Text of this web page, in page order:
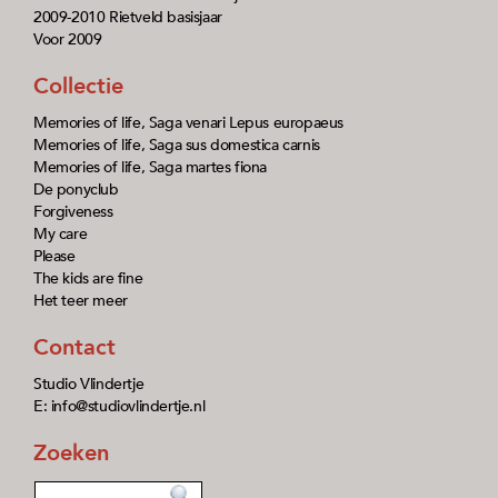
2009-2010 Rietveld basisjaar
Voor 2009
Collectie
Memories of life, Saga venari Lepus europaeus
Memories of life, Saga sus domestica carnis
Memories of life, Saga martes fiona
De ponyclub
Forgiveness
My care
Please
The kids are fine
Het teer meer
Contact
Studio Vlindertje
E: info@studiovlindertje.nl
Zoeken